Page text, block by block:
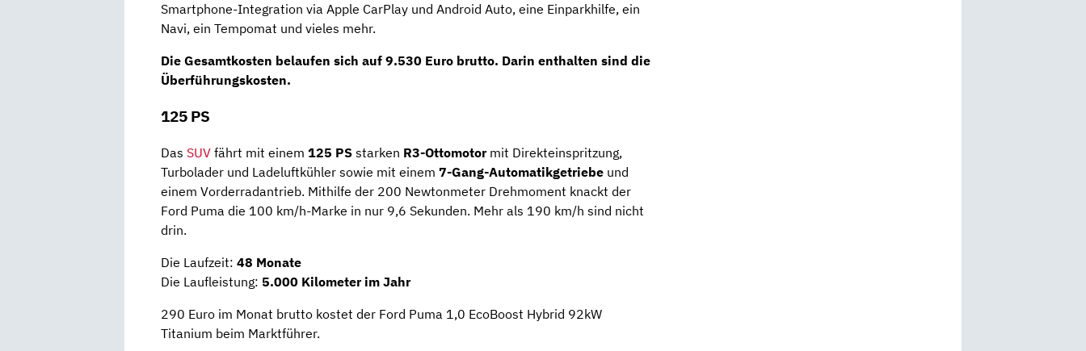
Smartphone-Integration via Apple CarPlay und Android Auto, eine Einparkhilfe, ein
Navi, ein Tempomat und vieles mehr.
Die Gesamtkosten belaufen sich auf 9.530 Euro brutto. Darin enthalten sind die
Überführungskosten.
125 PS
Das SUV fährt mit einem 125 PS starken R3-Ottomotormit Direkteinspritzung,
Turbolader und Ladeluftkühler sowie mit einem 7-Gang-Automatikgetriebe und
einem Vorderradantrieb. Mithilfe der 200 Newtonmeter Drehmoment knackt der
Ford Puma die 100 km/h-Marke in nur 9,6 Sekunden. Mehr als 190 km/h sind nicht
drin.
Die Laufzeit: 48 Monate
Die Laufleistung: 5.000 Kilometer im Jahr
290 Euro im Monat brutto kostet der Ford Puma 1,0 EcoBoost Hybrid 92kW
Titanium beim Marktführer.